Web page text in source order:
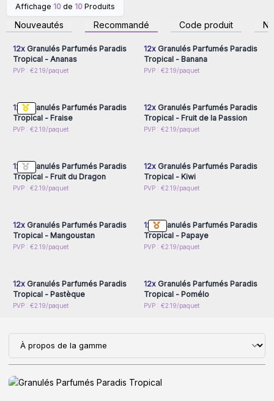
Affichage 10 de 10 Produits
Nouveautés Recommandé Code produit
Connectez-vous ou
inscrivez-vous pour
accéder aux prix de gros
12xGranulés Parfumés Paradis
Tropical - Ananas
PVP : €2.19/paquet
inscrivez-vous pour
accéder aux prix de gros
12xGranulés Parfumés Paradis
Tropical - Banana
PVP : €2.19/paquet
Connectez-vous ou
12xGranulés Parfumés Paradis
Tropical - Fraise
PVP : €2.19/paquet
Connectez-vous ou
12xGranulés Parfumés Paradis
Tropical - Fruit de la Passion
PVP : €2.19/paquet
Connectez-vous ou
12xGranulés Parfumés Paradis
Tropical - Fruit du Dragon
PVP : €2.19/paquet
Connectez-vous ou
12xGranulés Parfumés Paradis
Tropical - Kiwi
PVP : €2.19/paquet
Connectez-vous ou
12xGranulés Parfumés Paradis
Tropical - Mangoustan
PVP : €2.19/paquet
Connectez-vous ou
12xGranulés Parfumés Paradis
Tropical - Papaye
PVP : €2.19/paquet
Connectez-vous ou
12xGranulés Parfumés Paradis
Tropical - Pastèque
PVP : €2.19/paquet
Connectez-vous ou
12xGranulés Parfumés Paradis
Tropical - Pomélo
PVP : €2.19/paquet